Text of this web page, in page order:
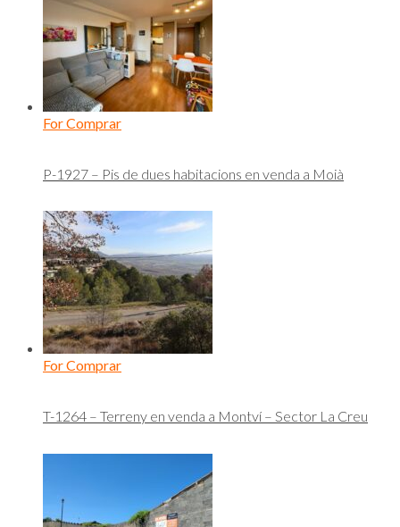
For Comprar
P-1927 – Pis de dues habitacions en venda a Moià
For Comprar
T-1264 – Terreny en venda a Montví – Sector La Creu